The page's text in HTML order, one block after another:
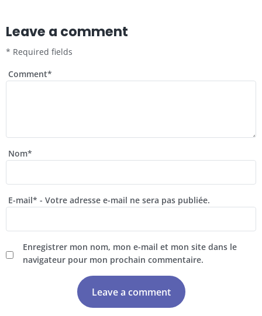
Leave a comment
* Required fields
Comment*
Nom*
E-mail* - Votre adresse e-mail ne sera pas publiée.
Enregistrer mon nom, mon e-mail et mon site dans le
navigateur pour mon prochain commentaire.